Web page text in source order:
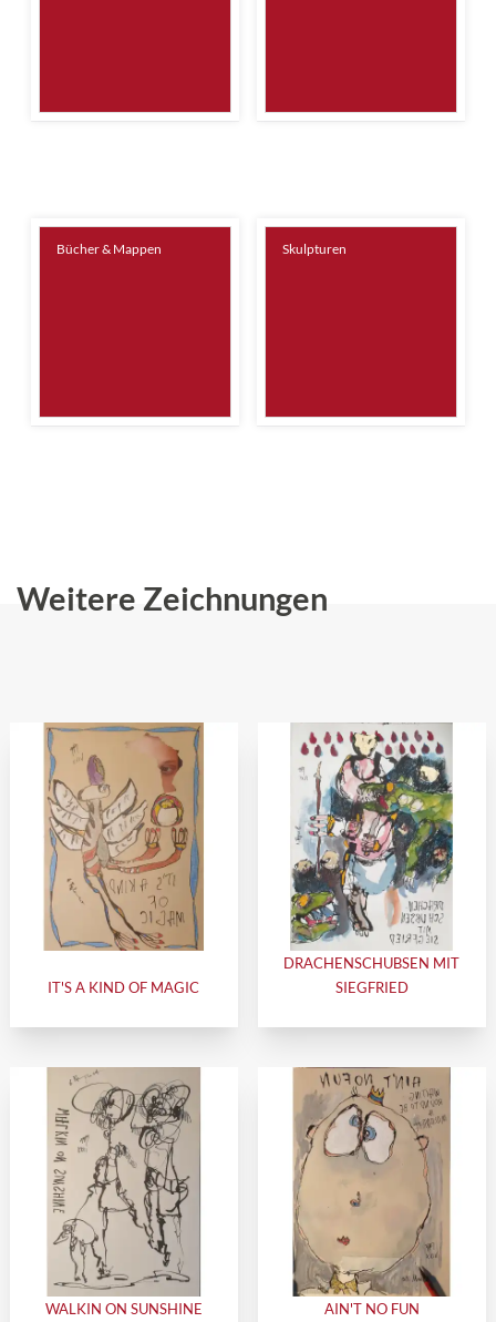
Bücher & Mappen Skulpturen
Weitere Zeichnungen
IT'S A KIND OF MAGIC
DRACHENSCHUBSEN MIT
SIEGFRIED
WALKIN ON SUNSHINE AIN'T NO FUN